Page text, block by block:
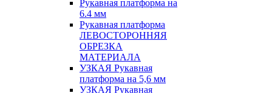
Рукавная платформа на
6.4 мм
Рукавная платформа
ЛЕВОСТОРОННЯЯ
ОБРЕЗКА
МАТЕРИАЛА
УЗКАЯ Рукавная
платформа на 5,6 мм
УЗКАЯ Рукавная